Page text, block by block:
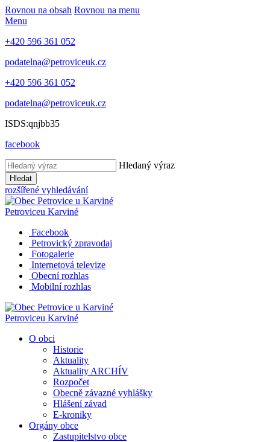
Rovnou na obsah Rovnou na menu
Menu
+420 596 361 052
podatelna@petroviceuk.cz
+420 596 361 052
podatelna@petroviceuk.cz
ISDS:qnjbb35
facebook
Hledaný výraz
Hledat
rozšířené vyhledávání
Petroviceu Karviné
Facebook
Petrovický zpravodaj
Fotogalerie
Internetová televize
Obecní rozhlas
Mobilní rozhlas
Petroviceu Karviné
O obci
Historie
Aktuality
Aktuality ARCHÍV
Rozpočet
Obecně závazné vyhlášky
Hlášení závad
E-kroniky
Orgány obce
Zastupitelstvo obce